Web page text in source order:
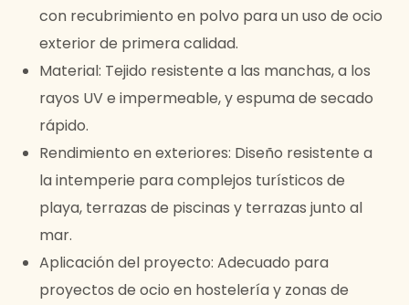
con recubrimiento en polvo para un uso de ocio
exterior de primera calidad.
Material: Tejido resistente a las manchas, a los
rayos UV e impermeable, y espuma de secado
rápido.
Rendimiento en exteriores: Diseño resistente a
la intemperie para complejos turísticos de
playa, terrazas de piscinas y terrazas junto al
mar.
Aplicación del proyecto: Adecuado para
proyectos de ocio en hostelería y zonas de